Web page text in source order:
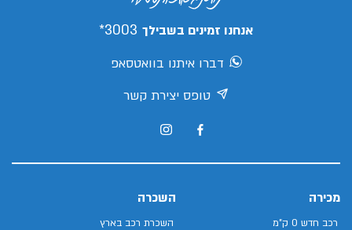
אנחנו זמינים בשבילך 3003*
דברו איתנו בוואטסאפ
טופס יצירת קשר
מכירה
רכב חדש 0 ק"מ
השכרה
השכרת רכב בארץ